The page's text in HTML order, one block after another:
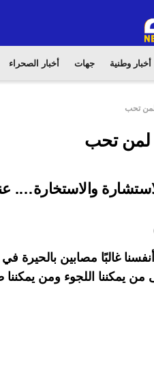
أخبار وطنية جهات أخبار الصحراء
تحب
لمن تحب
والاستخارة….
غالبًا مصابين بالحيرة
من يمكننا اللجوء ومن